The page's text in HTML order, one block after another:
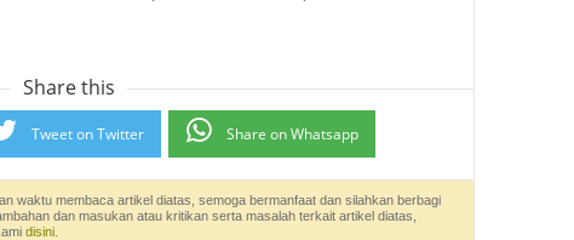
Share this
Tweet on Twitter Share on Whatsapp
waktu membaca artikel diatas, semoga bermanfaat dan silahkan berbagi
dan masukan atau kritikan serta masalah terkait artikel diatas,
disini.